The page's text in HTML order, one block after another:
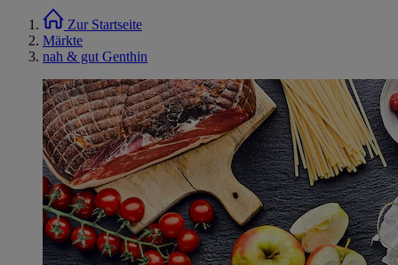
Zur Startseite
Märkte
nah & gut Genthin